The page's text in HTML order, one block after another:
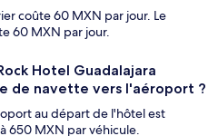
coûte 60 MXN par jour. Le
60 MXN par jour.
Hotel Guadalajara
de navette vers l'aéroport ?
au départ de l'hôtel est
650 MXN par véhicule.